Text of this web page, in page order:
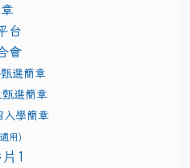
modules/
台
會
選簡章
甄選簡章
入學簡章
用)
presentation/d/
1